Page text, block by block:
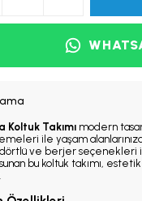
Koltuk Takımı modern
ile yaşam
dörtlü ve berjer seçenekleri
sunan bu koltuk takımı,